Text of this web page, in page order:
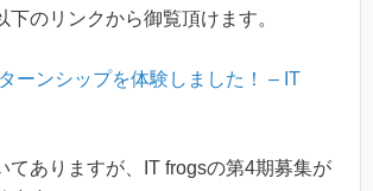
下のリンクから御覧頂けます。
ーンシップを体験しました！ – IT
てありますが、IT frogsの第4期募集が